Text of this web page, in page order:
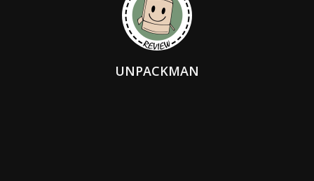
UNPACKMAN